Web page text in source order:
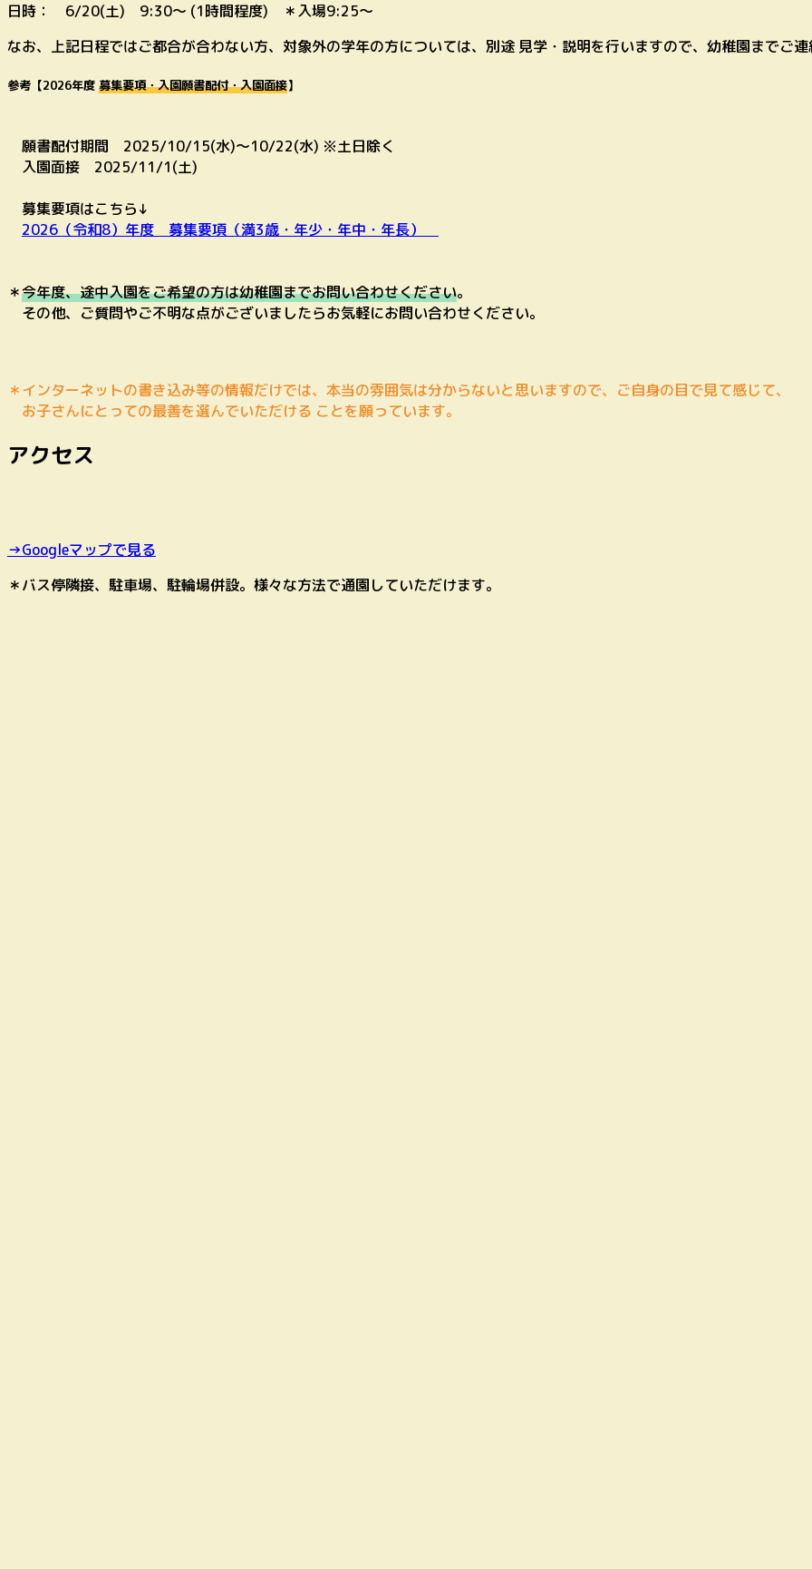
日時： 6/20(土) 9:30～ (1時間程度) ＊入場9:25～
なお、上記日程ではご都合が合わない方、対象外の学年の方については、別途 見学・説明を行いますので、幼稚園までご連
参考【2026年度 募集要項・入園願書配付・入園面接】
願書配付期間 2025/10/15(水)～10/22(水) ※土日除く
入園面接 2025/11/1(土)
募集要項はこちら↓
2026（令和8）年度 募集要項（満3歳・年少・年中・年長）
＊今年度、途中入園をご希望の方は幼稚園までお問い合わせください。
その他、ご質問やご不明な点がございましたらお気軽にお問い合わせください。
＊インターネットの書き込み等の情報だけでは、本当の雰囲気は分からないと思いますので、ご自身の目で見て感じて、
お子さんにとっての最善を選んでいただける ことを願っています。
アクセス
→Googleマップで見る
＊バス停隣接、駐車場、駐輪場併設。様々な方法で通園していただけます。